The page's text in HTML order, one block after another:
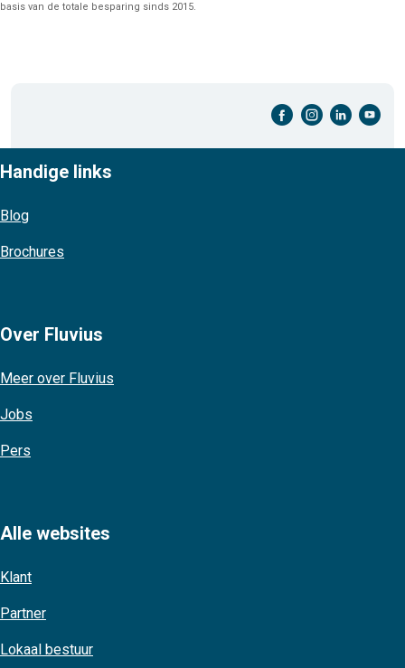
basis van de totale besparing sinds 2015.
facebook-cirkel instagram-cirkel linkedin-cirkel youtube-cirkel
Handige links
Blog
Brochures
Over Fluvius
Meer over Fluvius
Jobs
Pers
Alle websites
Klant
Partner
Lokaal bestuur